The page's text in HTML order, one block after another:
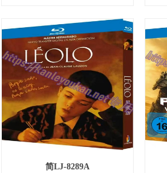
简LJ-8289A